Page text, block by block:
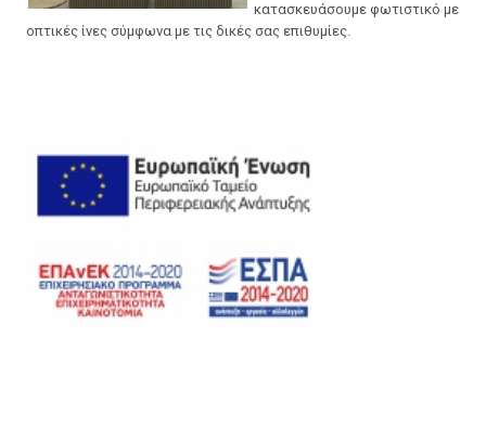
κατασκευάσουμε φωτιστικό με
οπτικές ίνες σύμφωνα με τις δικές σας επιθυμίες.